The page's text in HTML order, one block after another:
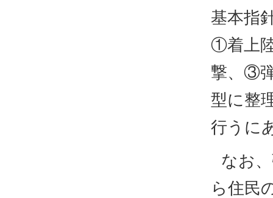
基本指
①着上
撃、③
型に整
行うに
なお
ら住民